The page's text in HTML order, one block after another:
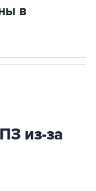
в
из-за